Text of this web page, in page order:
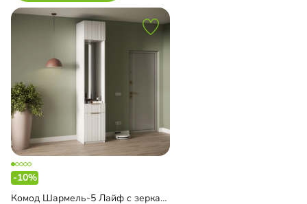
-10%
Комод Шармель-5 Лайф с зеркалом и антресолью